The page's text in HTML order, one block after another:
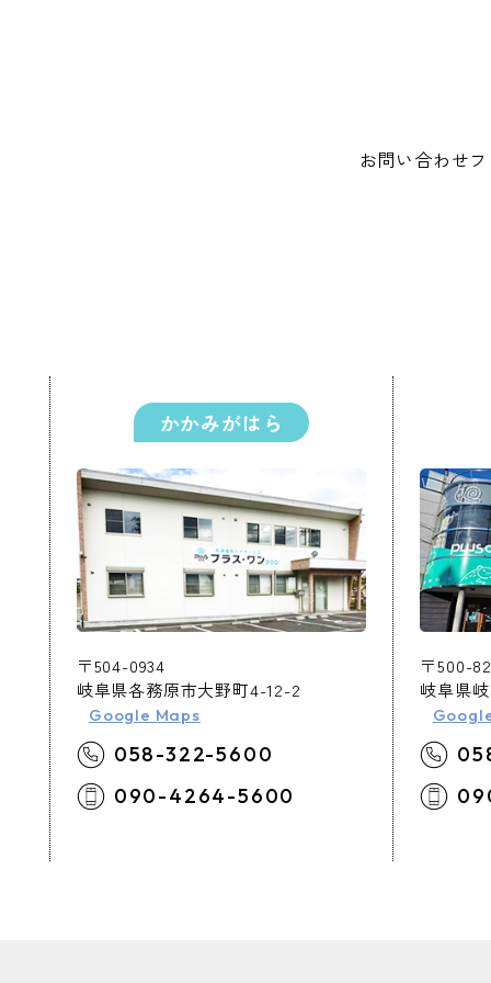
お問い合わせ
かかみがはら
〒504-0934
岐阜県各務原市大野町4-12-2
Google Maps
058-322-5600
090-4264-5600
〒500-
岐阜県